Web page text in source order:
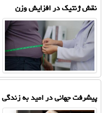
نقش ژنتیک در افزایش وزن
پیشرفت جهانی در امید به زندگی